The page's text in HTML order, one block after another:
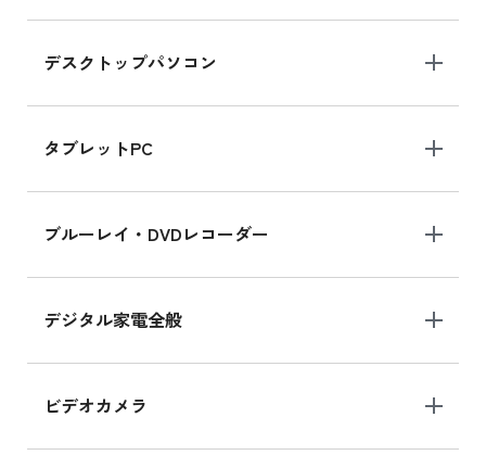
デスクトップパソコン
タブレットPC
ブルーレイ・DVDレコーダー
デジタル家電全般
ビデオカメラ
iPad mini シリーズ 2024
iPad mini 8.3インチ の新品買取価格
iPhone 16 シリーズ
iPhone 16 の新品買取価格
iPad Air 11インチ シリーズ
iPad Air 11インチ の新品買取価格
iPhone 15 128GB シリーズ